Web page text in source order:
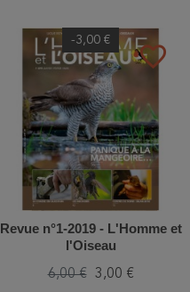
favorite_border
-3,00 €
Revue n°1-2019 - L'Homme et
l'Oiseau
6,00 € 3,00 €